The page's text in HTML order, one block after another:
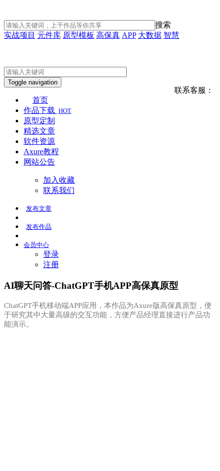
搜索
实战项目 元件库 原型模板 高保真 APP 大数据 智慧
联系客服：
Toggle navigation
首页
作品下载 HOT
原型定制
精选文章
软件资源
Axure教程
网站公告
加入收藏
联系我们
发布文章
发布作品
会员中心
登录
注册
AI聊天问答-ChatGPT手机APP高保真原型
ChatGPT手机移动端APP应用，本作品为Axure版高保真原型，便
于研究其中大量高级的交互功能，方便产品经理直接进行产品功
能演示。